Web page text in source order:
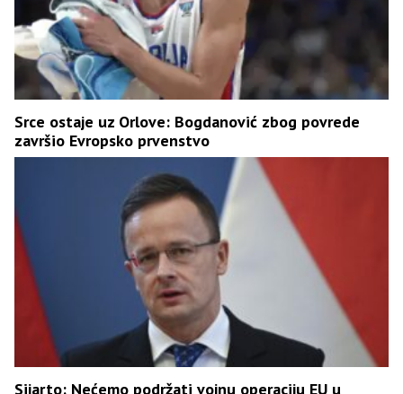
Srce ostaje uz Orlove: Bogdanović zbog povrede
završio Evropsko prvenstvo
Sijarto: Nećemo podržati vojnu operaciju EU u